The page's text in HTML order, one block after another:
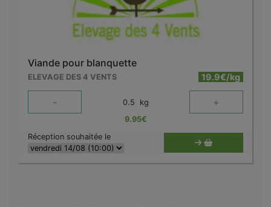
Viande pour blanquette
ELEVAGE DES 4 VENTS 19.9€/kg
- 0.5 kg +
9.95€
Réception souhaitée le